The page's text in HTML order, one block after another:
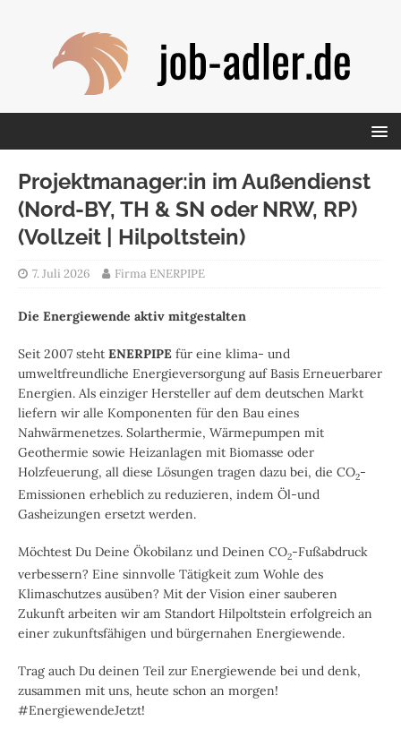
Projektmanager:in im Außendienst
(Nord-BY, TH & SN oder NRW, RP)
(Vollzeit | Hilpoltstein)
7. Juli 2026 Firma ENERPIPE
Die Energiewende aktiv mitgestalten
Seit 2007 steht ENERPIPE für eine klima- und
umweltfreundliche Energieversorgung auf Basis Erneuerbarer
Energien. Als einziger Hersteller auf dem deutschen Markt
liefern wir alle Komponenten für den Bau eines
Nahwärmenetzes. Solarthermie, Wärmepumpen mit
Geothermie sowie Heizanlagen mit Biomasse oder
Holzfeuerung, all diese Lösungen tragen dazu bei, die CO2-
Emissionen erheblich zu reduzieren, indem Öl-und
Gasheizungen ersetzt werden.
Möchtest Du Deine Ökobilanz und Deinen CO2-Fußabdruck
verbessern? Eine sinnvolle Tätigkeit zum Wohle des
Klimaschutzes ausüben? Mit der Vision einer sauberen
Zukunft arbeiten wir am Standort Hilpoltstein erfolgreich an
einer zukunftsfähigen und bürgernahen Energiewende.
Trag auch Du deinen Teil zur Energiewende bei und denk,
zusammen mit uns, heute schon an morgen!
#EnergiewendeJetzt!